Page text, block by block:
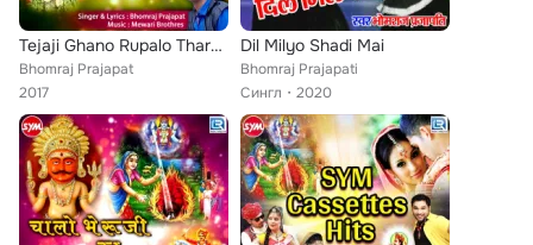
Tejaji Ghano Rupalo Tharo Kaam
Bhomraj Prajapat
2017
Dil Milyo Shadi Mai
Bhomraj Prajapati
Сингл
2020